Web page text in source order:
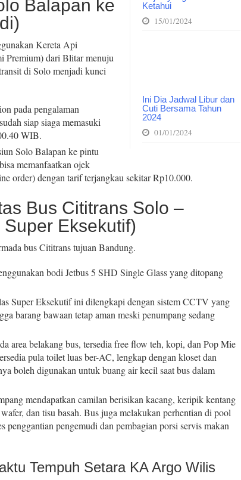
Ketahui
15/01/2024
Ini Dia Jadwal Libur dan
Cuti Bersama Tahun
2024
01/01/2024
Balapan ke
Kereta Api
Premium) dari Blitar menuju
di Solo menjadi kunci
pada pengalaman
siap siaga memasuki
WIB.
Solo Balapan ke pintu
memanfaatkan ojek
order) dengan tarif terjangkau sekitar Rp10.000.
Bus Cititrans Solo –
Eksekutif)
bus Cititrans tujuan Bandung.
bodi Jetbus 5 SHD Single Glass yang ditopang
Super Eksekutif ini dilengkapi dengan sistem CCTV yang
barang bawaan tetap aman meski penumpang sedang
area belakang bus, tersedia free flow teh, kopi, dan Pop Mie
pula toilet luas ber-AC, lengkap dengan kloset dan
boleh digunakan untuk buang air kecil saat bus dalam
mendapatkan camilan berisikan kacang, keripik kentang
dan tisu basah. Bus juga melakukan perhentian di pool
penggantian pengemudi dan pembagian porsi servis makan
Tempuh Setara KA Argo Wilis